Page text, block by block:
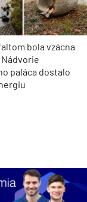
bola vzácna
Nádvorie
paláca dostalo